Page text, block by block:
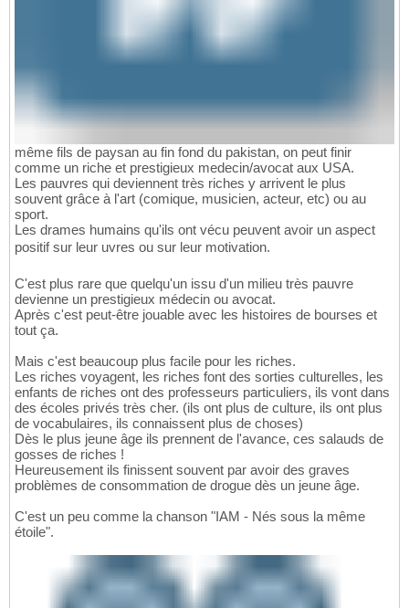
même fils de paysan au fin fond du pakistan, on peut finir
comme un riche et prestigieux medecin/avocat aux USA.
Les pauvres qui deviennent très riches y arrivent le plus
souvent grâce à l'art (comique, musicien, acteur, etc) ou au
sport.
Les drames humains qu'ils ont vécu peuvent avoir un aspect
positif sur leur uvres ou sur leur motivation.
C'est plus rare que quelqu'un issu d'un milieu très pauvre
devienne un prestigieux médecin ou avocat.
Après c'est peut-être jouable avec les histoires de bourses et
tout ça.
Mais c'est beaucoup plus facile pour les riches.
Les riches voyagent, les riches font des sorties culturelles, les
enfants de riches ont des professeurs particuliers, ils vont dans
des écoles privés très cher. (ils ont plus de culture, ils ont plus
de vocabulaires, ils connaissent plus de choses)
Dès le plus jeune âge ils prennent de l'avance, ces salauds de
gosses de riches !
Heureusement ils finissent souvent par avoir des graves
problèmes de consommation de drogue dès un jeune âge.
C'est un peu comme la chanson "IAM - Nés sous la même
étoile".